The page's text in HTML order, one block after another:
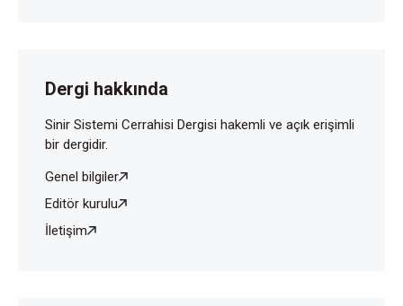
Dergi hakkında
Sinir Sistemi Cerrahisi Dergisi hakemli ve açık erişimli
bir dergidir.
Genel bilgiler
Editör kurulu
İletişim